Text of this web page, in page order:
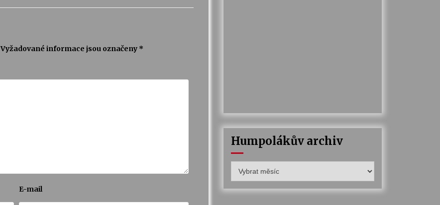
Vyžadované informace jsou označeny *
E-mail
Humpolákův archiv
archiv